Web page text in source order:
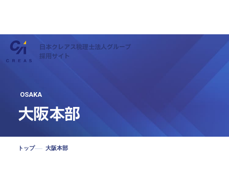
日本クレアス税理士法人グループ
採用サイト
OSAKA
大阪本部
トップ 大阪本部